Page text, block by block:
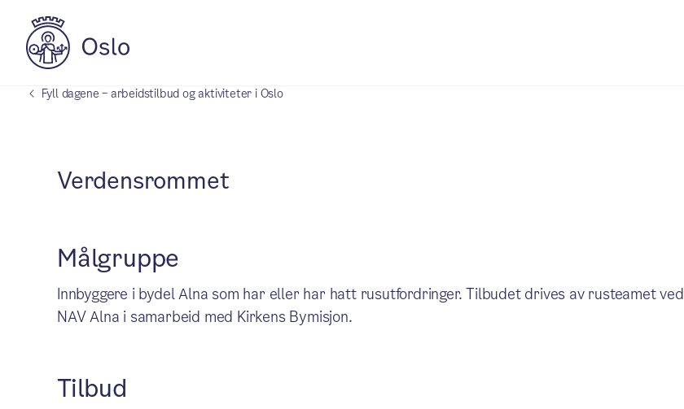
Fyll dagene – arbeidstilbud og aktiviteter i Oslo
Verdensrommet
Målgruppe
Innbyggere i bydel Alna som har eller har hatt rusutfordringer. Tilbudet drives av rusteamet ved
NAV Alna i samarbeid med Kirkens Bymisjon.
Tilbud